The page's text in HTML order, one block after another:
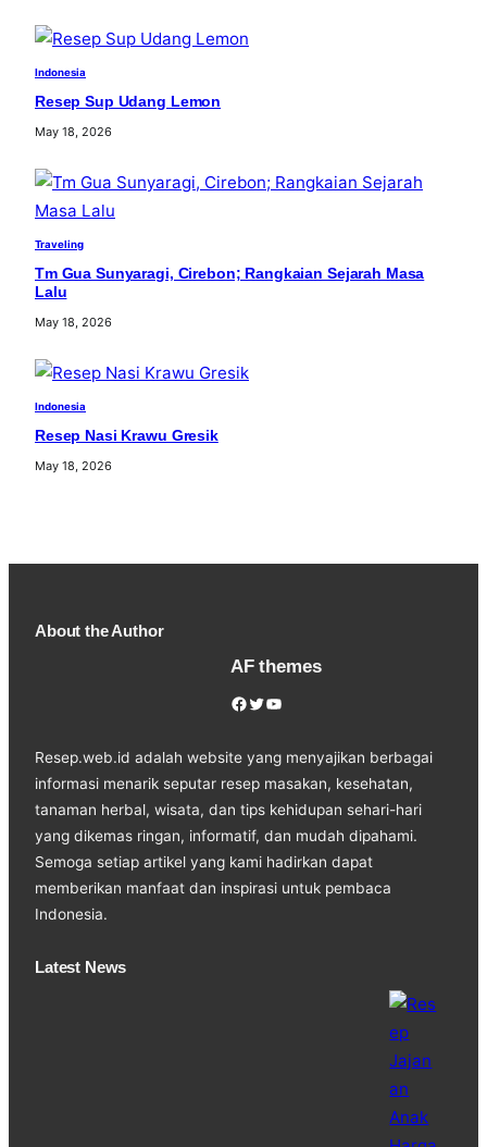
Indonesia
Resep Sup Udang Lemon
May 18, 2026
Traveling
Tm Gua Sunyaragi, Cirebon; Rangkaian Sejarah Masa
Lalu
May 18, 2026
Indonesia
Resep Nasi Krawu Gresik
May 18, 2026
About the Author
AF themes
Facebook Twitter YouTube
Resep.web.id adalah website yang menyajikan berbagai
informasi menarik seputar resep masakan, kesehatan,
tanaman herbal, wisata, dan tips kehidupan sehari-hari
yang dikemas ringan, informatif, dan mudah dipahami.
Semoga setiap artikel yang kami hadirkan dapat
memberikan manfaat dan inspirasi untuk pembaca
Indonesia.
Latest News